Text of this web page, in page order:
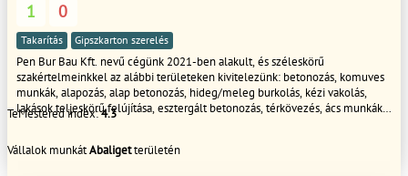
1 0
Takarítás Gipszkarton szerelés
Pen Bur Bau Kft. nevű cégünk 2021-ben alakult, és széleskörű
szakértelmeinkkel az alábbi területeken kivitelezünk: betonozás, komuves
munkák, alapozás, alap betonozás, hideg/meleg burkolás, kézi vakolás,
lakások teljeskörű felújítása, esztergált betonozás, térkövezés, ács munkák,
Büszkék vagyunk elkötelezettségünkre és magas színvonalú
TeMestered index:4.3
Vállalok munkátAbaligetterületén